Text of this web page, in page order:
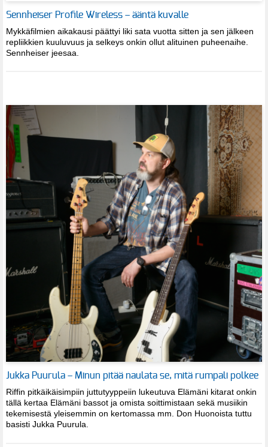
Sennheiser Profile Wireless – ääntä kuvalle
Mykkäfilmien aikakausi päättyi liki sata vuotta sitten ja sen jälkeen
repliikkien kuuluvuus ja selkeys onkin ollut alituinen puheenaihe.
Sennheiser jeesaa.
Jukka Puurula – Minun pitää naulata se, mitä rumpali polkee
Riffin pitkäikäisimpiin juttutyyppeiin lukeutuva Elämäni kitarat onkin
tällä kertaa Elämäni bassot ja omista soittimistaan sekä musiikin
tekemisestä yleisemmin on kertomassa mm. Don Huonoista tuttu
basisti Jukka Puurula.